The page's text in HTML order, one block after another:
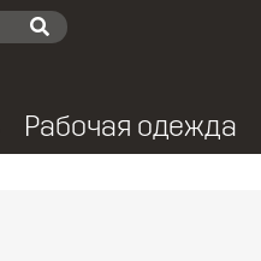
Рабочая одежда